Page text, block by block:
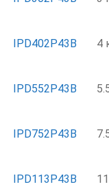
IPD402P43B
4
IPD552P43B
IPD752P43B
IPD113P43B